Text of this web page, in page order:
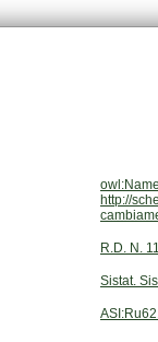
http://
R.D. N.
Sistat.